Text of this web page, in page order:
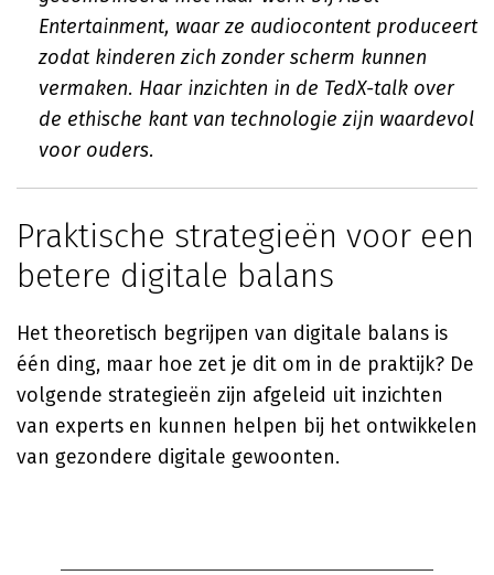
Entertainment, waar ze audiocontent produceert
zodat kinderen zich zonder scherm kunnen
vermaken. Haar inzichten in de TedX-talk over
de ethische kant van technologie zijn waardevol
voor ouders.
Praktische strategieën voor een
betere digitale balans
Het theoretisch begrijpen van digitale balans is
één ding, maar hoe zet je dit om in de praktijk? De
volgende strategieën zijn afgeleid uit inzichten
van experts en kunnen helpen bij het ontwikkelen
van gezondere digitale gewoonten.